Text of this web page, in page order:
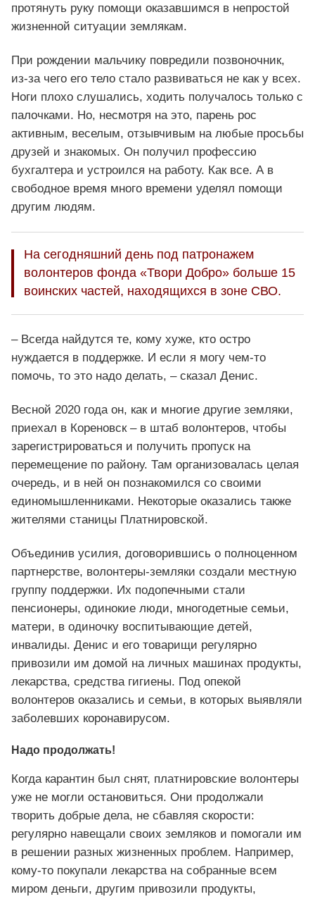
протянуть руку помощи оказавшимся в непростой
жизненной ситуации землякам.
При рождении мальчику повредили позвоночник,
из-за чего его тело стало развиваться не как у всех.
Ноги плохо слушались, ходить получалось только с
палочками. Но, несмотря на это, парень рос
активным, веселым, отзывчивым на любые просьбы
друзей и знакомых. Он получил профессию
бухгалтера и устроился на работу. Как все. А в
свободное время много времени уделял помощи
другим людям.
На сегодняшний день под патронажем
волонтеров фонда «Твори Добро» больше 15
воинских частей, находящихся в зоне СВО.
– Всегда найдутся те, кому хуже, кто остро
нуждается в поддержке. И если я могу чем-то
помочь, то это надо делать, – сказал Денис.
Весной 2020 года он, как и многие другие земляки,
приехал в Кореновск – в штаб волонтеров, чтобы
зарегистрироваться и получить пропуск на
перемещение по району. Там организовалась целая
очередь, и в ней он познакомился со своими
единомышленниками. Некоторые оказались также
жителями станицы Платнировской.
Объединив усилия, договорившись о полноценном
партнерстве, волонтеры-земляки создали местную
группу поддержки. Их подопечными стали
пенсионеры, одинокие люди, многодетные семьи,
матери, в одиночку воспитывающие детей,
инвалиды. Денис и его товарищи регулярно
привозили им домой на личных машинах продукты,
лекарства, средства гигиены. Под опекой
волонтеров оказались и семьи, в которых выявляли
заболевших коронавирусом.
Надо продолжать!
Когда карантин был снят, платнировские волонтеры
уже не могли остановиться. Они продолжали
творить добрые дела, не сбавляя скорости:
регулярно навещали своих земляков и помогали им
в решении разных жизненных проблем. Например,
кому-то покупали лекарства на собранные всем
миром деньги, другим привозили продукты,